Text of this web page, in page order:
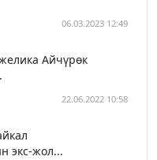
06.03.2023 12:49
Айчүрөк
22.06.2022 10:58
экс-жол...